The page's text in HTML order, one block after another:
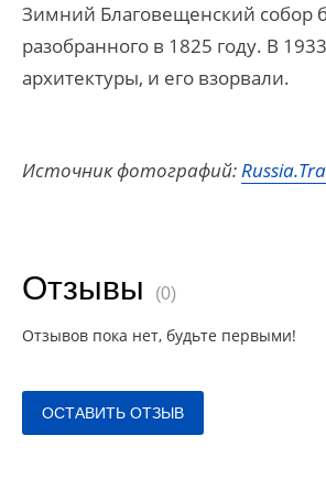
Зимний Благовещенский собор
разобранного в 1825 году. В
архитектуры, и его взорвали.
Источник фотографий:
Отзывы (0)
Отзывов пока нет, будьте первыми!
ОСТАВИТЬ ОТЗЫВ